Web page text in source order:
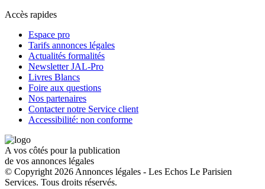
Accès rapides
Espace pro
Tarifs annonces légales
Actualités formalités
Newsletter JAL-Pro
Livres Blancs
Foire aux questions
Nos partenaires
Contacter notre Service client
Accessibilité: non conforme
A vos côtés pour la publication
de vos annonces légales
© Copyright 2026 Annonces légales - Les Echos Le Parisien
Services. Tous droits réservés.